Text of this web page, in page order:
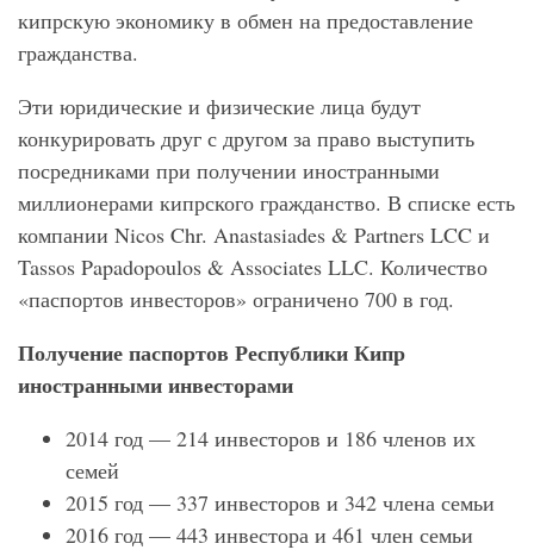
кипрскую экономику в обмен на предоставление
гражданства.
Эти юридические и физические лица будут
конкурировать друг с другом за право выступить
посредниками при получении иностранными
миллионерами кипрского гражданство. В списке есть
компании Nicos Chr. Anastasiades & Partners LCC и
Tassos Papadopoulos & Associates LLC. Количество
«паспортов инвесторов» ограничено 700 в год.
Получение паспортов Республики Кипр
иностранными инвесторами
2014 год — 214 инвесторов и 186 членов их
семей
2015 год — 337 инвесторов и 342 члена семьи
2016 год — 443 инвестора и 461 член семьи